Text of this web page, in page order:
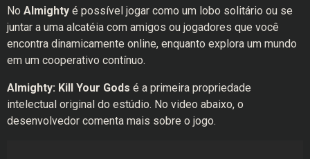
No Almighty é possível jogar como um lobo solitário ou se
juntar a uma alcatéia com amigos ou jogadores que você
encontra dinamicamente online, enquanto explora um mundo
em um cooperativo contínuo.
Almighty: Kill Your Gods é a primeira propriedade
intelectual original do estúdio. No video abaixo, o
desenvolvedor comenta mais sobre o jogo.